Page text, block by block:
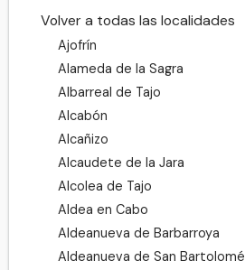
Volver a todas las localidades
Ajofrín
Alameda de la Sagra
Albarreal de Tajo
Alcabón
Alcañizo
Alcaudete de la Jara
Alcolea de Tajo
Aldea en Cabo
Aldeanueva de Barbarroya
Aldeanueva de San Bartolomé